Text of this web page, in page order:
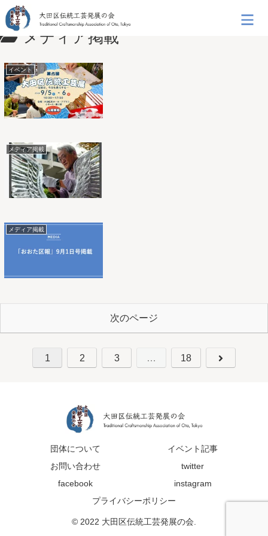
メディア掲載
イベント
メディア掲載
メディア掲載
次のページ
1 2 3 … 18
団体について
イベント記事
お問い合わせ
twitter
facebook
instagram
プライバシーポリシー
© 2022 大田区伝統工芸発展の会.